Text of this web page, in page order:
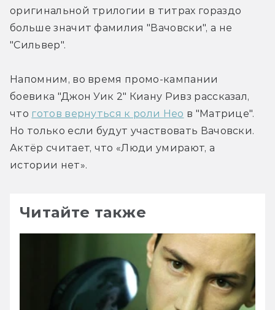
оригинальной трилогии в титрах гораздо
больше значит фамилия "Вачовски", а не
"Сильвер".
Напомним, во время промо-кампании
боевика "Джон Уик 2" Киану Ривз рассказал,
что готов вернуться к роли Нео в "Матрице".
Но только если будут участвовать Вачовски.
Актёр считает, что «Люди умирают, а
истории нет».
Читайте также